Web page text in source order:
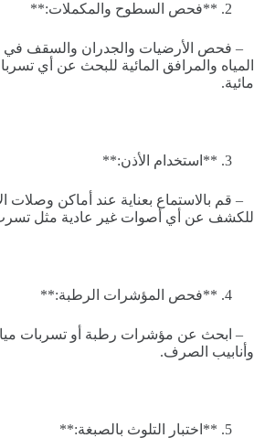
**فحص السطوح والمكملات:**
– فحص الأرضيات والجدران والسقف في
المياه والمرافق المائية للبحث عن أي
مائية.
**استخدام الأذن:**
– قم بالاستماع بعناية عند أماكن وصلات
للكشف عن أي أصوات غير عادية مثل تسرب
**فحص المؤشرات الرطبة:**
– ابحث عن مؤشرات رطبة أو تسربات
وأنابيب الصرف.
**اختبار التلوث بالصبغة:**